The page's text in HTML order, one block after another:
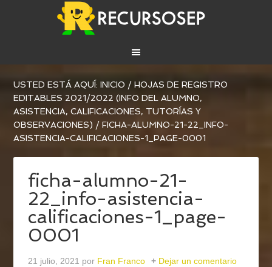
USTED ESTÁ AQUÍ:INICIO / HOJAS DE REGISTRO
EDITABLES 2021/2022 (INFO DEL ALUMNO,
ASISTENCIA, CALIFICACIONES, TUTORÍAS Y
OBSERVACIONES) / FICHA-ALUMNO-21-22_INFO-
ASISTENCIA-CALIFICACIONES-1_PAGE-0001
ficha-alumno-21-
22_info-asistencia-
calificaciones-1_page-
0001
21 julio, 2021 por Fran Franco Dejar un comentario